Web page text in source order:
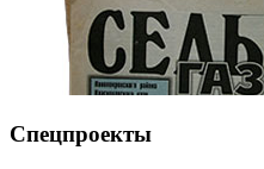
Спецпроекты